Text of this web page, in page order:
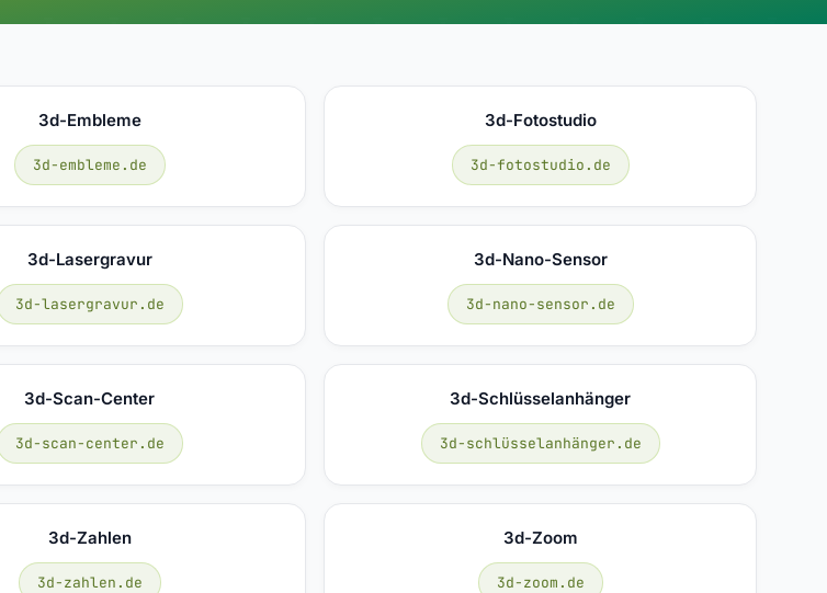
3d-Embleme
3d-embleme.de
3d-Fotostudio
3d-fotostudio.de
3d-Lasergravur
3d-lasergravur.de
3d-Nano-Sensor
3d-nano-sensor.de
3d-Scan-Center
3d-scan-center.de
3d-Schlüsselanhänger
3d-schlüsselanhänger.de
3d-Zahlen
3d-zahlen.de
3d-Zoom
3d-zoom.de